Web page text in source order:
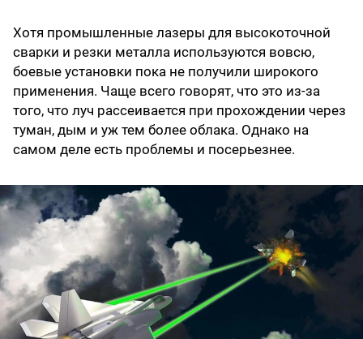
Хотя промышленные лазеры для высокоточной
сварки и резки металла используются вовсю,
боевые установки пока не получили широкого
применения. Чаще всего говорят, что это из-за
того, что луч рассеивается при прохождении через
туман, дым и уж тем более облака. Однако на
самом деле есть проблемы и посерьезнее.